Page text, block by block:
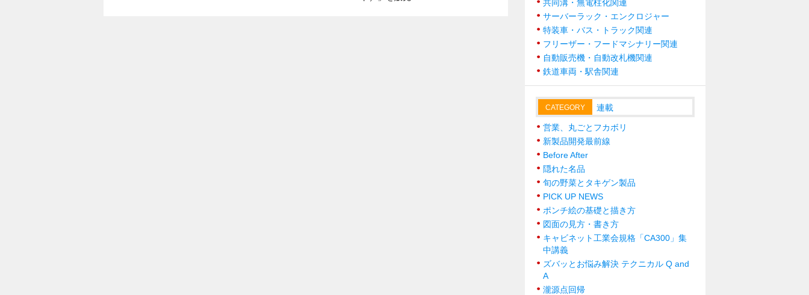
共同溝・無電柱化関連
サーバーラック・エンクロジャー
特装車・バス・トラック関連
フリーザー・フードマシナリー関連
自動販売機・自動改札機関連
鉄道車両・駅舎関連
CATEGORY 連載
営業、丸ごとフカボリ
新製品開発最前線
Before After
隠れた名品
旬の野菜とタキゲン製品
PICK UP NEWS
ポンチ絵の基礎と描き方
図面の見方・書き方
キャビネット工業会規格「CA300」集
中講義
ズバッとお悩み解決 テクニカル Q and
A
瀧源点回帰